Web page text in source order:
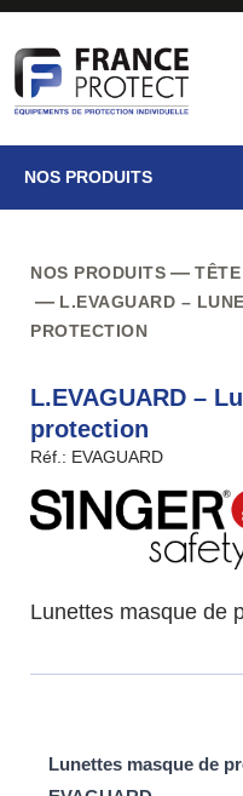
NOS PRODUITS
NOS PRODUITS TÊTE
L.EVAGUARD –
PROTECTION
L.EVAGUARD –
protection
Réf.: EVAGUARD
Lunettes masque de
Lunettes masque de